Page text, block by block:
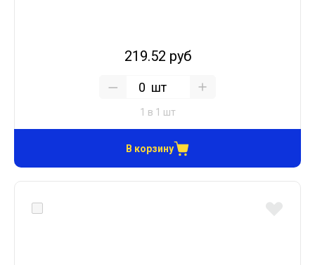
219.52 руб
шт
1 в 1 шт
В корзину